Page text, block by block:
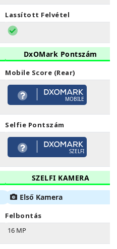
Lassított Felvétel
DxOMark Pontszám
Mobile Score (Rear)
MOBILE
Selfie Pontszám
SZELFI
SZELFI KAMERA
Első Kamera
Felbontás
16 MP